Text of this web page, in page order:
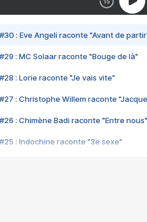
#30 : Eve Angeli raconte "Avant de
#29 : MC Solaar raconte "Bouge de là"
#28 : Lorie raconte "Je vais vite"
#27 : Christophe Willem raconte
#26 : Chimène Badi raconte "Entre nous"
#25 : Indochine raconte "3e sexe"